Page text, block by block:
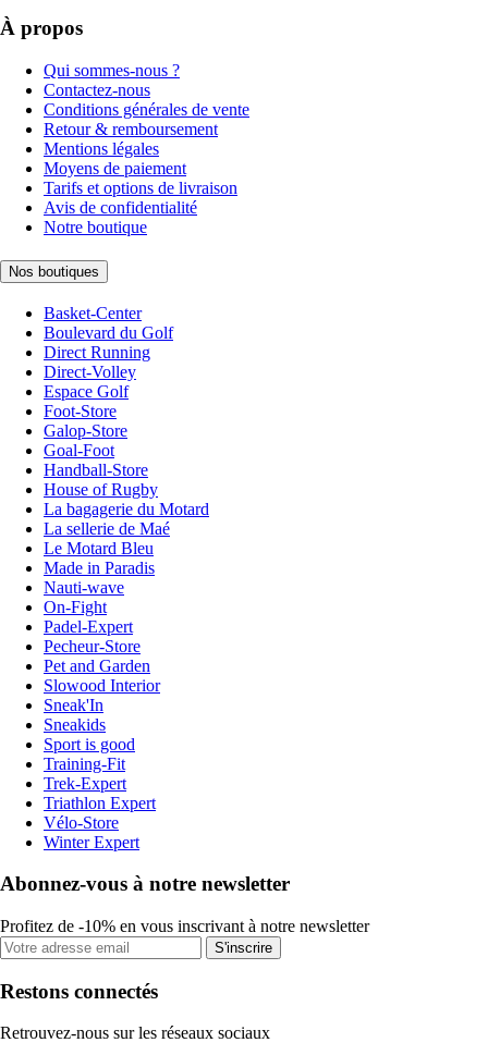
À propos
Qui sommes-nous ?
Contactez-nous
Conditions générales de vente
Retour & remboursement
Mentions légales
Moyens de paiement
Tarifs et options de livraison
Avis de confidentialité
Notre boutique
Nos boutiques
Basket-Center
Boulevard du Golf
Direct Running
Direct-Volley
Espace Golf
Foot-Store
Galop-Store
Goal-Foot
Handball-Store
House of Rugby
La bagagerie du Motard
La sellerie de Maé
Le Motard Bleu
Made in Paradis
Nauti-wave
On-Fight
Padel-Expert
Pecheur-Store
Pet and Garden
Slowood Interior
Sneak'In
Sneakids
Sport is good
Training-Fit
Trek-Expert
Triathlon Expert
Vélo-Store
Winter Expert
Abonnez-vous à notre newsletter
Profitez de -10% en vous inscrivant à notre newsletter
S'inscrire
Restons connectés
Retrouvez-nous sur les réseaux sociaux